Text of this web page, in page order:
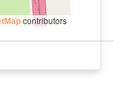
contributors